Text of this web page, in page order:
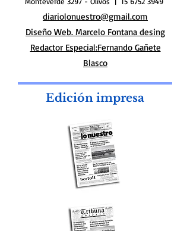
Monteverde 3297 - Olivos |
diariolonuestro@gmail.com
Diseño Web. Marcelo Fontana desing
Redactor Especial:Fernando Gañete
Blasco
Edición impresa